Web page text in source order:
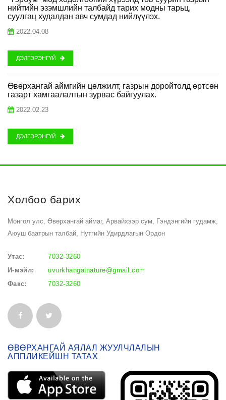
нийтийн эзэмшлийн талбайд тарих модны тарьц,
суулгац худалдан авч сумдад нийлүүлэх.
2022.04.08
ДЭЛГЭРЭНГҮЙ
Өвөрхангай аймгийн цөлжилт, газрын доройтолд өртсөн
газарт хамгаалалтын зурвас байгуулах.
2022.02.23
ДЭЛГЭРЭНГҮЙ
Холбоо барих
Монгол улс, Өвөрхангай аймаг, Арвайхээр сум, Гэндэнгийн гудамж,
Аюуш баатрын талбай, Нутгийн Удирдлагын Ордон
Утас:
7032-3260
И-мэйл:
uvurkhangainature@gmail.com
Факс:
7032-3260
ӨВӨРХАНГАЙ АЯЛАЛ ЖУУЛЧЛАЛЫН
АППЛИКЕЙШН ТАТАХ